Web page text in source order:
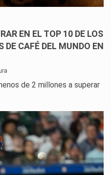
EN EL TOP 10 DE LOS
DE CAFÉ DEL MUNDO EN
de 2 millones a superar